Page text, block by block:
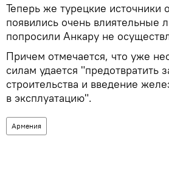
Теперь же турецкие источники
появились очень влиятельные
попросили Анкару не
Причем отмечается, что уже
силам удается "предотвратить
строительства и введение
в эксплуатацию".
Армения